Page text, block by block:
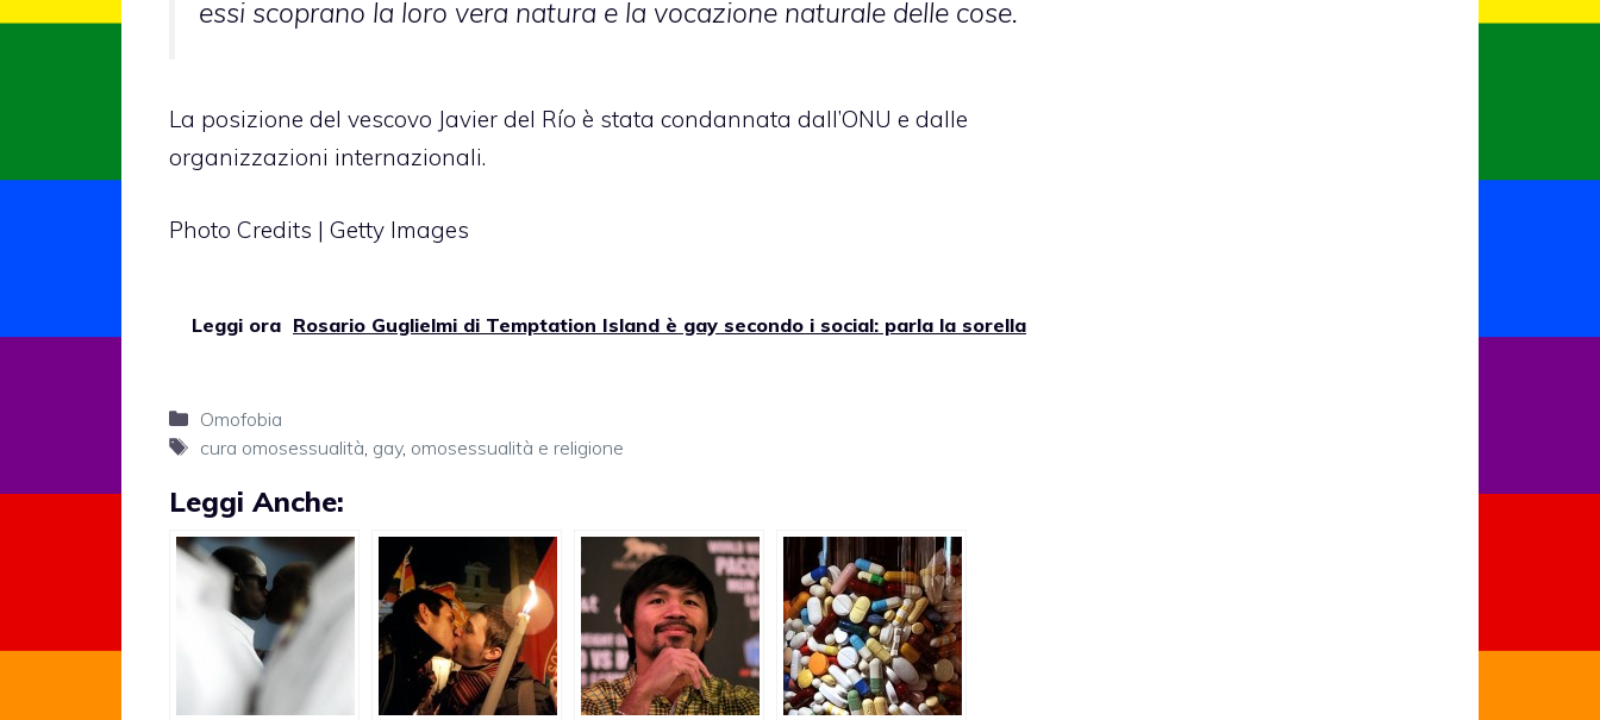
essi scoprano la loro vera natura e la vocazione naturale delle cose.
La posizione del vescovo Javier del Río è stata condannata dall’ONU e dalle
organizzazioni internazionali.
Photo Credits | Getty Images
Leggi ora Rosario Guglielmi di Temptation Island è gay secondo i social: parla la sorella
Categorie
Omofobia
Tag
cura omosessualità gay, omosessualità e religione
Leggi Anche: